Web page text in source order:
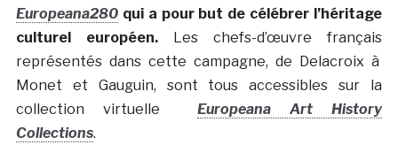
Europeana280qui a pour but de célébrer l’héritage
culturel européen.Les chefs-d’œuvre français
représentés dans cette campagne, de Delacroix à
Monet et Gauguin, sont tous accessibles sur la
collection virtuelleEuropeana Art History
Collections.